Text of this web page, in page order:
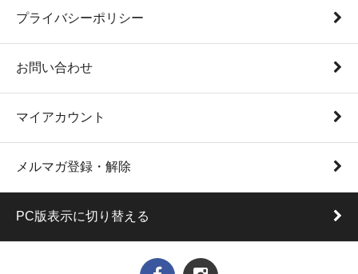
プライバシーポリシー
お問い合わせ
マイアカウント
メルマガ登録・解除
PC版表示に切り替える